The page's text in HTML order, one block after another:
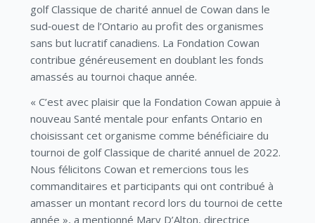
golf Classique de charité annuel de Cowan dans le
sud‑ouest de l’Ontario au profit des organismes
sans but lucratif canadiens. La Fondation Cowan
contribue généreusement en doublant les fonds
amassés au tournoi chaque année.
« C’est avec plaisir que la Fondation Cowan appuie à
nouveau Santé mentale pour enfants Ontario en
choisissant cet organisme comme bénéficiaire du
tournoi de golf Classique de charité annuel de 2022.
Nous félicitons Cowan et remercions tous les
commanditaires et participants qui ont contribué à
amasser un montant record lors du tournoi de cette
année », a mentionné Mary D’Alton, directrice